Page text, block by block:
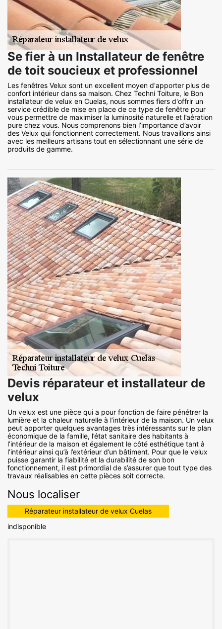
Se fier à un Installateur de fenêtre
de toit soucieux et professionnel
Les fenêtres Velux sont un excellent moyen d'apporter plus de
confort intérieur dans sa maison. Chez Techni Toiture, le Bon
installateur de velux en Cuelas, nous sommes fiers d'offrir un
service crédible de mise en place de ce type de fenêtre pour
vous permettre de maximiser la luminosité naturelle et l’aération
pure chez vous. Nous comprenons bien l’importance d’avoir
des Velux qui fonctionnent correctement. Nous travaillons ainsi
avec les meilleurs artisans tout en sélectionnant une série de
produits de gamme.
Devis réparateur et installateur de
velux
Un velux est une pièce qui a pour fonction de faire pénétrer la
lumière et la chaleur naturelle à l’intérieur de la maison. Un velux
peut apporter quelques avantages très intéressants sur le plan
économique de la famille, l’état sanitaire des habitants à
l’intérieur de la maison et également le côté esthétique tant à
l’intérieur ainsi qu’à l’extérieur d’un bâtiment. Pour que le velux
puisse garantir la fiabilité et la durabilité de son bon
fonctionnement, il est primordial de s’assurer que tout type des
travaux réalisables en cette pièces soit correcte.
Nous localiser
Réparateur installateur de velux Cuelas
indisponible